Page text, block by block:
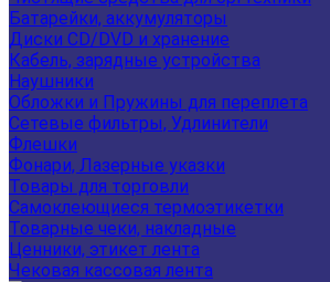
Батарейки, аккумуляторы
Диски CD/DVD и хранение
Кабель, зарядные устройства
Наушники
Обложки и Пружины для переплета
Сетевые фильтры, Удлинители
Флешки
Фонари, Лазерные указки
Товары для торговли
Самоклеющиеся термоэтикетки
Товарные чеки, накладные
Ценники, этикет лента
Чековая кассовая лента